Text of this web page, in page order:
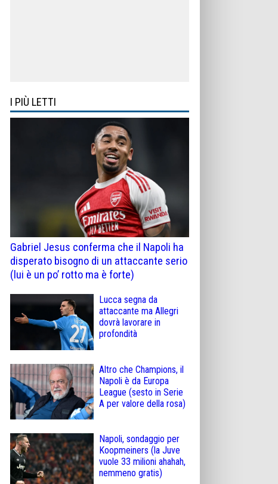
I PIÙ LETTI
Gabriel Jesus conferma che il Napoli ha
disperato bisogno di un attaccante serio
(lui è un po’ rotto ma è forte)
Lucca segna da
attaccante ma Allegri
dovrà lavorare in
profondità
Altro che Champions, il
Napoli è da Europa
League (sesto in Serie
A per valore della rosa)
Napoli, sondaggio per
Koopmeiners (la Juve
vuole 33 milioni ahahah,
nemmeno gratis)